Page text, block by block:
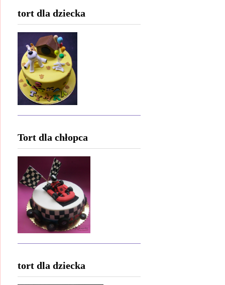
tort dla dziecka
Tort dla chłopca
tort dla dziecka